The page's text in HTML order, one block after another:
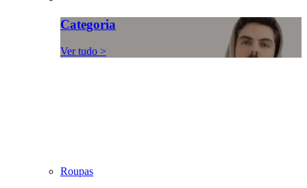
Categoria
Ver tudo >
Roupas